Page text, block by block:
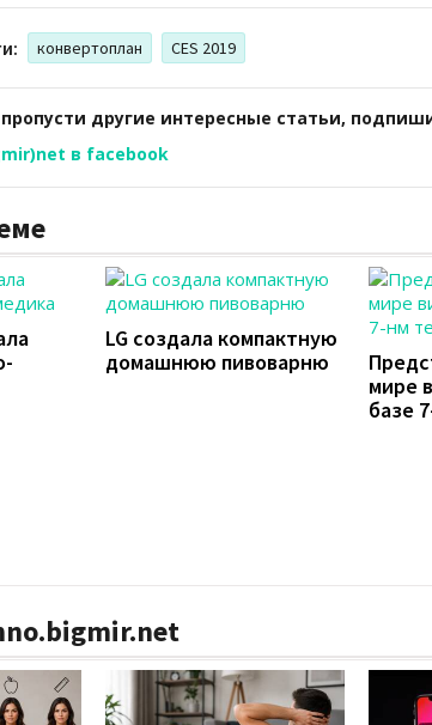
конвертоплан CES 2019
другие интересные статьи,
в facebook
LG создала компактную
домашнюю пивоварню
мире
базе